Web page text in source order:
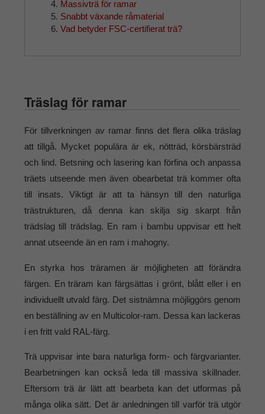
Massivträ för ramar
Snabbt växande råmaterial
Vad betyder FSC-certifierat trä?
Träslag för ramar
För tillverkningen av ramar finns det flera olika träslag
att tillgå. Mycket populära är ek, nötträd, körsbärsträd
och lind. Betsning och lasering kan förfina och anpassa
träets utseende men även obearbetat trä kommer ofta
till insats. Viktigt är att ta hänsyn till den naturliga
trästrukturen, då denna kan skilja sig skarpt från
trädslag till trädslag. En ram i bambu uppvisar ett helt
annat utseende än en ram i mahogny.
En styrka hos träramen är möjligheten att förändra
färgen. En träram kan färgsättas i grönt, blått eller i en
individuellt utvald färg. Det sistnämna möjliggörs genom
en beställning av en Multicolor-ram. Dessa kan lackeras
i en fritt vald RAL-färg.
Trä uppvisar inte bara naturliga form- och färgvarianter.
Bearbetningen kan också leda till massiva skillnader.
Eftersom trä är lätt att bearbeta kan det utformas på
många olika sätt. Det är anledningen till varför trä utgör